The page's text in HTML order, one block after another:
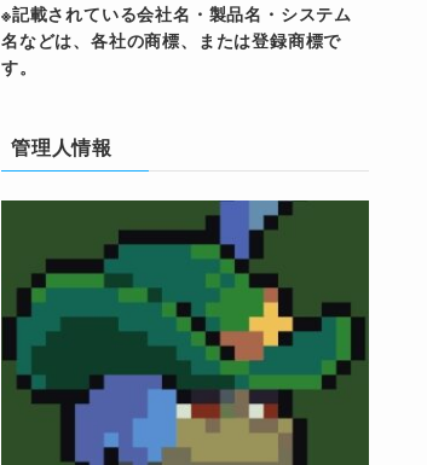
※記載されている会社名・製品名・システム
名などは、各社の商標、または登録商標で
す。
管理人情報